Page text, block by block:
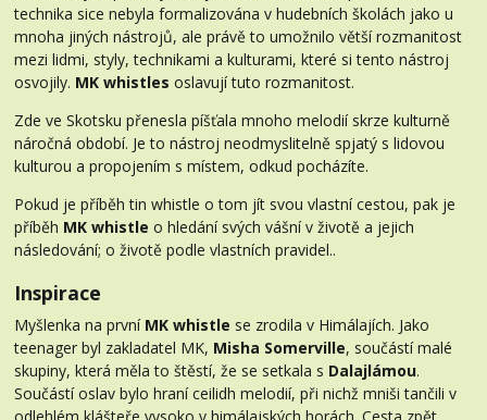
technika sice nebyla formalizována v hudebních školách jako u
mnoha jiných nástrojů, ale právě to umožnilo větší rozmanitost
mezi lidmi, styly, technikami a kulturami, které si tento nástroj
osvojily. MK whistles oslavují tuto rozmanitost.
Zde ve Skotsku přenesla píšťala mnoho melodií skrze kulturně
náročná období. Je to nástroj neodmyslitelně spjatý s lidovou
kulturou a propojením s místem, odkud pocházíte.
Pokud je příběh tin whistle o tom jít svou vlastní cestou, pak je
příběh MK whistle o hledání svých vášní v životě a jejich
následování; o životě podle vlastních pravidel..
Inspirace
Myšlenka na první MK whistle se zrodila v Himálajích. Jako
teenager byl zakladatel MK, Misha Somerville, součástí malé
skupiny, která měla to štěstí, že se setkala s Dalajlámou.
Součástí oslav bylo hraní ceilidh melodií, při nichž mniši tančili v